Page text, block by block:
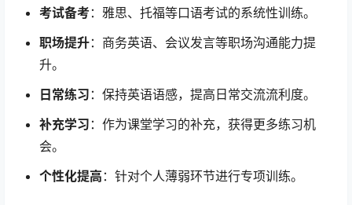
考试备考：雅思、托福等口语考试的系统性训练。
职场提升：商务英语、会议发言等职场沟通能力提
升。
日常练习 ：保持英语语感，提高日常交流流利度。
补充学习 ：作为课堂学习的补充，获得更多练习机
会。
个性化提高 ：针对个人薄弱环节进行专项训练。